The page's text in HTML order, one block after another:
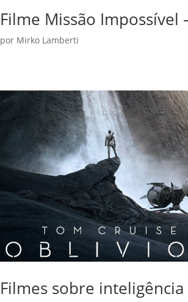
Filme Missão
por Mirko Lamberti
Filmes sobre